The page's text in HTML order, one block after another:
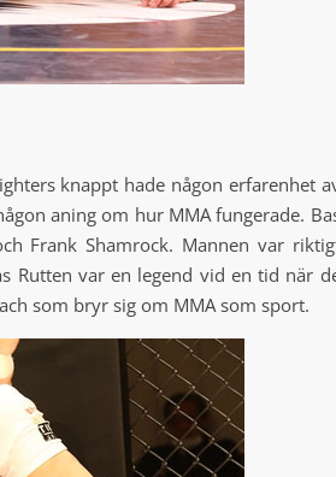
knappt hade någon erfarenhet
aning om hur MMA fungerade.
Frank Shamrock. Mannen var
Rutten var en legend vid en tid när
som bryr sig om MMA som sport.